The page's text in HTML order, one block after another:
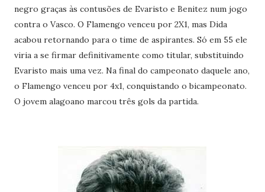
negro graças às contusões de Evaristo e Benitez num jogo
contra o Vasco. O Flamengo venceu por 2X1, mas Dida
acabou retornando para o time de aspirantes. Só em 55 ele
viria a se firmar definitivamente como titular, substituindo
Evaristo mais uma vez. Na final do campeonato daquele ano,
o Flamengo venceu por 4x1, conquistando o bicampeonato.
O jovem alagoano marcou três gols da partida.